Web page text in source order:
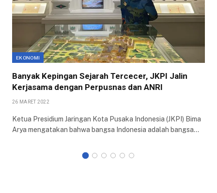
EKONOMI
Banyak Kepingan Sejarah Tercecer, JKPI Jalin
Kerjasama dengan Perpusnas dan ANRI
26 MARET 2022
Ketua Presidium Jaringan Kota Pusaka Indonesia (JKPI) Bima
Arya mengatakan bahwa bangsa Indonesia adalah bangsa…